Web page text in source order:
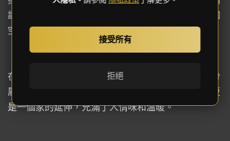
設，清晰地劃分出了不同功能的區域，同時也為整個
空間增添了一絲溫暖。
在這個空間裡，不僅可以完成工作，還可以找到一份
屬於自己的片刻寧靜。這裡不僅是一個工作場所，更
是一個家的延伸，充滿了人情味和溫暖。
接受所有
拒絕